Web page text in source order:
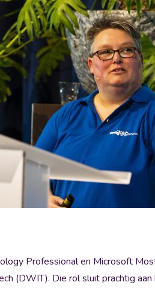
Professional en Microsoft
(DWIT). Die rol sluit prachtig